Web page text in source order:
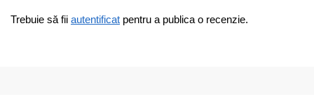
Trebuie să fii autentificat pentru a publica o recenzie.